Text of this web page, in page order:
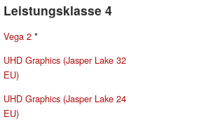
Leistungsklasse 4
Vega 2 *
UHD Graphics (Jasper Lake 32
EU)
UHD Graphics (Jasper Lake 24
EU)